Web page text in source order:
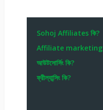
Sohoj Affiliates কি?
Affiliate marketing
আউটসোর্সিং কি?
ফ্রীল্যান্সিং কি?